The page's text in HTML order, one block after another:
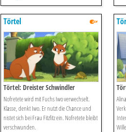
Törtel
Törtel: Dreister Schwindler
Nofretete wird mit Fuchs Iwo verwechselt.
Klasse, denkt Iwo. Er nutzt die Chance und
nistet sich bei Frau Fitzfitz ein. Nofretete bleibt
verschwunden.